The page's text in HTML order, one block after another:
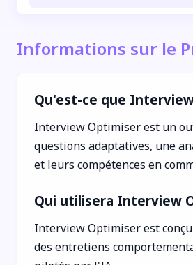
Informations sur le
Qu'est-ce que
Interview Optimiser est un
questions adaptatives, une
et leurs compétences en
Qui utilisera Interview
Interview Optimiser est
des entretiens